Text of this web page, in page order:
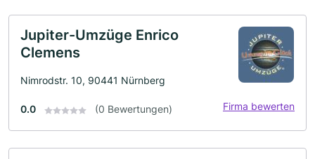
Jupiter-Umzüge Enrico
Clemens
Nimrodstr. 10, 90441 Nürnberg
0.0 (0 Bewertungen) Firma bewerten